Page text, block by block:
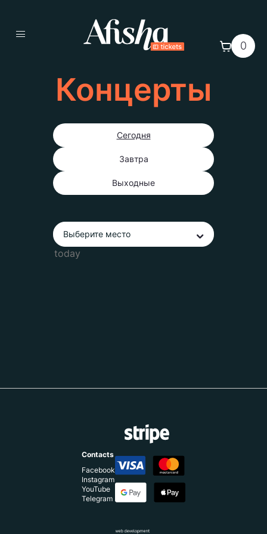
0
Концерты
Сегодня
Завтра
Выходные
Выберите место
Contacts
Facebook
Instagram
YouTube
Telegram